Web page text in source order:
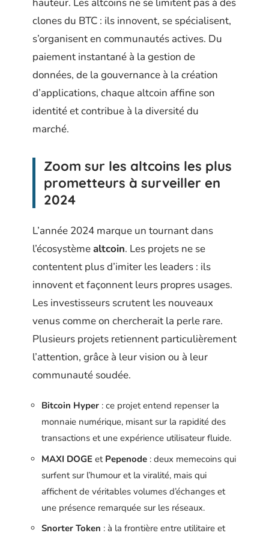
hauteur. Les altcoins ne se limitent pas à des
clones du BTC : ils innovent, se spécialisent,
s’organisent en communautés actives. Du
paiement instantané à la gestion de
données, de la gouvernance à la création
d’applications, chaque altcoin affine son
identité et contribue à la diversité du
marché.
Zoom sur les altcoins les plus
prometteurs à surveiller en
2024
L’année 2024 marque un tournant dans
l’écosystèmealtcoin. Les projets ne se
contentent plus d’imiter les leaders : ils
innovent et façonnent leurs propres usages.
Les investisseurs scrutent les nouveaux
venus comme on chercherait la perle rare.
Plusieurs projets retiennent particulièrement
l’attention, grâce à leur vision ou à leur
communauté soudée.
Bitcoin Hyper : ce projet entend repenser la
monnaie numérique, misant sur la rapidité des
transactions et une expérience utilisateur fluide.
MAXI DOGE et Pepenode : deux memecoins qui
surfent sur l’humour et la viralité, mais qui
affichent de véritables volumes d’échanges et
une présence remarquée sur les réseaux.
Snorter Token : à la frontière entre utilitaire et